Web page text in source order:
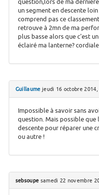
question,lors de ma
un segment en descente
comprend pas ce
retrouve à 2mn de ma
plus basse alors que c'est
éclairé ma lanterne?
Guillaume jeudi 16 octobre 2014,
Impossible à savoir sans
question. Mais possible que
descente pour réparer une
ou autre !
sebsoupe samedi 22 novembre